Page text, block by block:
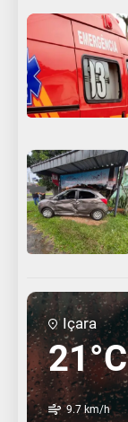
Içara
21°C
9.7 km/h